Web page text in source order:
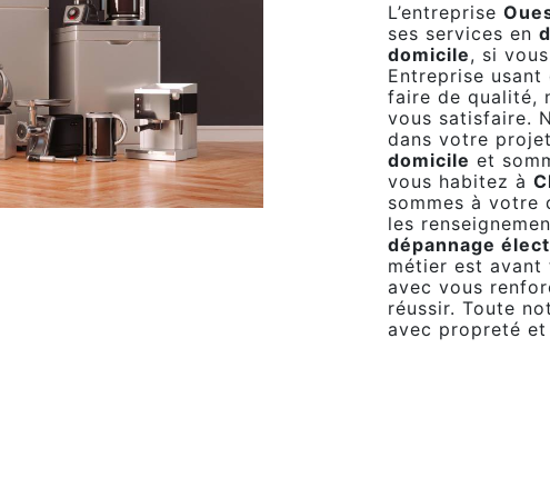
L’entreprise
ses services en
domicile, si
Entreprise usant
faire de qualité,
vous satisfaire.
dans votre
domicile et
vous habitez à
sommes à votre
les
dépannage
métier est
avec vous
réussir. Toute
avec propreté et